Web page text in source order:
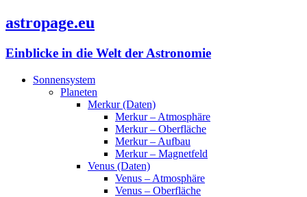
astropage.eu
Einblicke in die Welt der Astronomie
Sonnensystem
Planeten
Merkur (Daten)
Merkur – Atmosphäre
Merkur – Oberfläche
Merkur – Aufbau
Merkur – Magnetfeld
Venus (Daten)
Venus – Atmosphäre
Venus – Oberfläche